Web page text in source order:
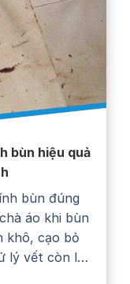
bùn hiệu quả
bùn đúng
áo khi bùn
khô, cạo bỏ
lý vết còn lại